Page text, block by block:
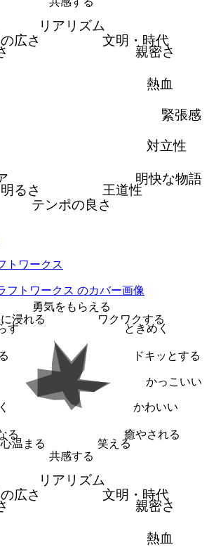
リアリズム
文明・時代
親密さ
熱血
緊張感
対立性
明快な物語
王道性
テンポの良さ
明るさ
広さ
トワークス
勇気をもらえる
ワクワクする
ときめく
ドキッとする
かっこいい
かわいい
癒やされる
笑える
共感する
心温まる
る
す
浸れる
リアリズム
文明・時代
親密さ
熱血
広さ